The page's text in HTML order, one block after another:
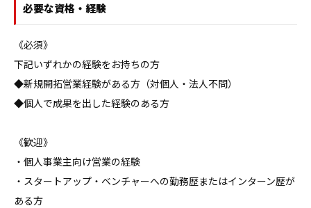
必要な資格・経験
《必須》
下記いずれかの経験をお持ちの方
◆新規開拓営業経験がある方（対個人・法人不問）
◆個人で成果を出した経験のある方
《歓迎》
・個人事業主向け営業の経験
・スタートアップ・ベンチャーへの勤務歴またはインターン歴が
ある方